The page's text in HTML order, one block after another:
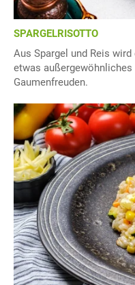
SPARGELRISOTTO
Aus Spargel und Reis
etwas
Gaumenfreuden.